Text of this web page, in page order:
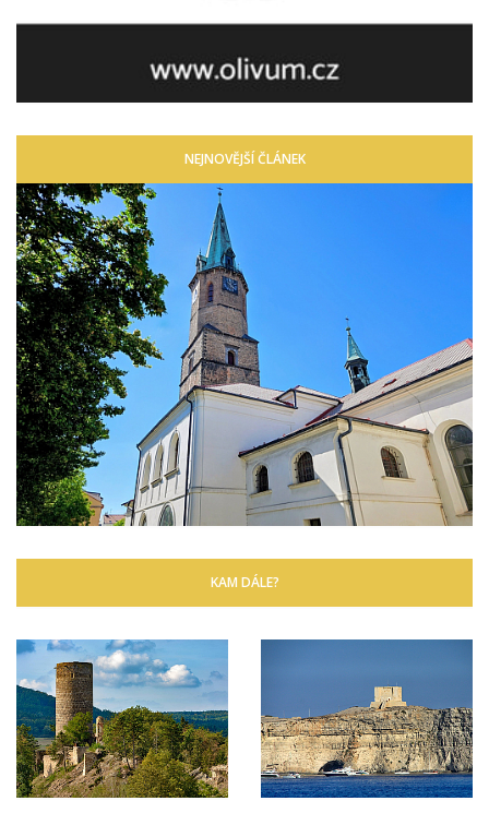
NEJNOVĚJŠÍ ČLÁNEK
KAM DÁLE?